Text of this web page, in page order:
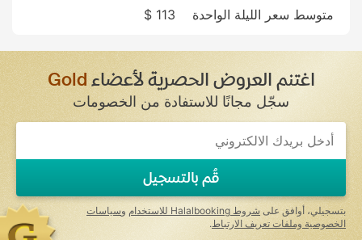
متوسط سعر الليلة الواحدة
113 $
اغتنم العروض الحصرية لأعضاءGold
سجّل مجانًا للاستفادة من الخصومات
If
you
ignore
this
field
قُم بالتسجيل
بتسجيلي، أوافق على شروط Halalbooking للاستخدام وسياسات
الخصوصية وملفات تعريف الارتباط .